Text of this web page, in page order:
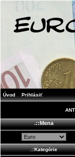
Úvod Prihlásiť
.::Mena
.::Kategórie